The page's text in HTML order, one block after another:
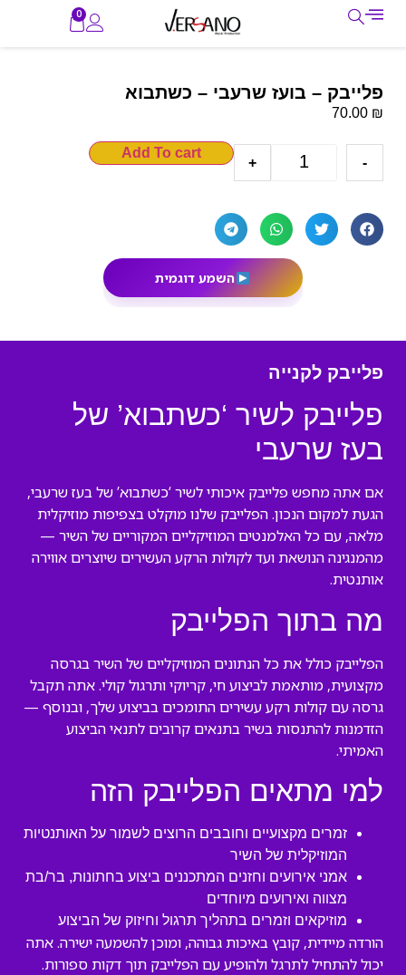
0
פלייבק – בועז שרעבי – כשתבוא
70.00 ₪
-
+
Add To cart
השמע דוגמית
פלייבק לקנייה
פלייבק לשיר ‘כשתבוא’ של
בעז שרעבי
אם אתה מחפש פלייבק איכותי לשיר ‘כשתבוא’ של בעז שרעבי,
הגעת למקום הנכון. הפלייבק שלנו מוקלט בצפיפות מוזיקלית
מלאה, עם כל האלמנטים המוזיקליים המקוריים של השיר —
מהמנגינה הנושאת ועד לקולות הרקע העשירים שיוצרים אווירה
אותנטית.
מה בתוך הפלייבק
הפלייבק כולל את כל הנתונים המוזיקליים של השיר בגרסה
מקצועית, מותאמת לביצוע חי, קריוקי ותרגול קולי. אתה תקבל
גרסה עם קולות רקע עשירים התומכים בביצוע שלך, ובנוסף —
הזדמנות להתנסות בשיר בתנאים קרובים לתנאי הביצוע
האמיתי.
למי מתאים הפלייבק הזה
זמרים מקצועיים וחובבים הרוצים לשמור על האותנטיות
המוזיקלית של השיר
אמני אירועים וחזנים המתכננים ביצוע בחתונות, בר/בת
מצווה ואירועים מיוחדים
מוזיקאים וזמרים בתהליך תרגול וחיזוק של הביצוע
הורדה מיידית, קובץ באיכות גבוהה, ומוכן להשמעה ישירה. אתה
יכול להתחיל לתרגל ולהופיע עם הפלייבק תוך דקות ספורות.